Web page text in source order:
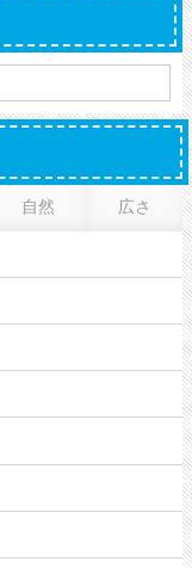
自然 広さ